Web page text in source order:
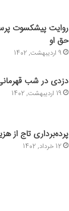
روایت پیشکسوت
حق او
9 اردیبهشت, 1402
دزدی در شب
19 اردیبهشت, 1402
پرده‌برداری تاج از هزینه ۴۱۱ میلیاردی یک
12 خرداد, 1402